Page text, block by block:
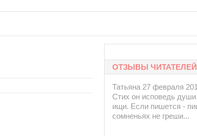
А.Краковская,
ОТЗЫВЫ ЧИТАТЕЛЕЙ
Татьяна 27 февраля
Стих он исповедь
ищи. Если пишется -
сомненьях не греши...